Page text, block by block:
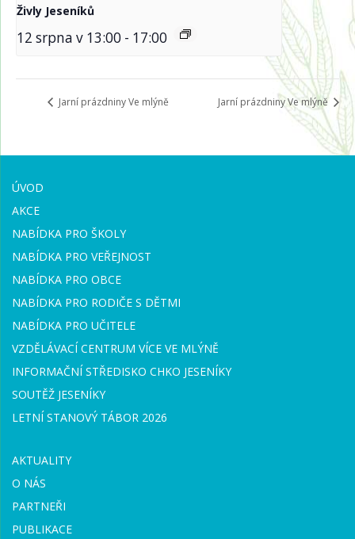
Živly Jeseníků
12 srpna v 13:00 - 17:00
Jarní prázdniny Ve mlýně Jarní prázdniny Ve mlýně
ÚVOD
AKCE
NABÍDKA PRO ŠKOLY
NABÍDKA PRO VEŘEJNOST
NABÍDKA PRO OBCE
NABÍDKA PRO RODIČE S DĚTMI
NABÍDKA PRO UČITELE
VZDĚLÁVACÍ CENTRUM VÍCE VE MLÝNĚ
INFORMAČNÍ STŘEDISKO CHKO JESENÍKY
SOUTĚŽ JESENÍKY
LETNÍ STANOVÝ TÁBOR 2026
AKTUALITY
O NÁS
PARTNEŘI
PUBLIKACE